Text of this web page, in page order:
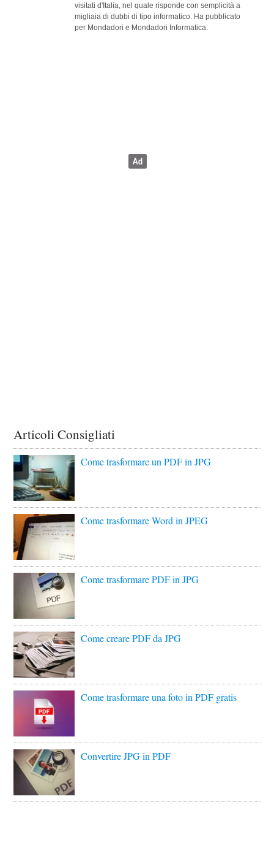
visitati d'Italia, nel quale risponde con semplicità a
migliaia di dubbi di tipo informatico. Ha pubblicato
per Mondadori e Mondadori Informatica.
Articoli Consigliati
Come trasformare un PDF in JPG
Come trasformare Word in JPEG
Come trasformare PDF in JPG
Come creare PDF da JPG
Come trasformare una foto in PDF gratis
Convertire JPG in PDF